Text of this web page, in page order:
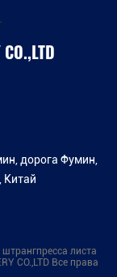
дорога Фумин,
Китай
листа
CO.,LTD Все права